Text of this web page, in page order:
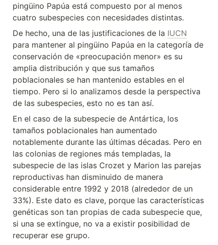
pingüino Papúa está compuesto por al menos
cuatro subespecies con necesidades distintas.
De hecho, una de las justificaciones de la IUCN
para mantener al pingüino Papúa en la categoría de
conservación de «preocupación menor» es su
amplia distribución y que sus tamaños
poblacionales se han mantenido estables en el
tiempo. Pero si lo analizamos desde la perspectiva
de las subespecies, esto no es tan así.
En el caso de la subespecie de Antártica, los
tamaños poblacionales han aumentado
notablemente durante las últimas décadas. Pero en
las colonias de regiones más templadas, la
subespecie de las islas Crozet y Marion las parejas
reproductivas han disminuido de manera
considerable entre 1992 y 2018 (alrededor de un
33%). Este dato es clave, porque las características
genéticas son tan propias de cada subespecie que,
si una se extingue, no va a existir posibilidad de
recuperar ese grupo.